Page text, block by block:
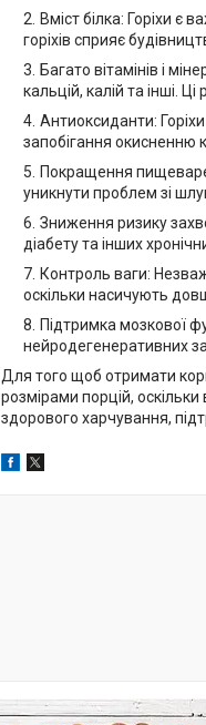
Вміст білка: Горіхи є
горіхів сприяє
Багато вітамінів і
кальцій, калій та інші.
Антиоксиданти:
запобігання окисненню
Покращення
уникнути проблем зі
Зниження ризику
діабету та інших
Контроль ваги:
оскільки насичують
Підтримка мозкової
нейродегенеративних
Для того щоб отримати
розмірами порцій,
здорового харчування,